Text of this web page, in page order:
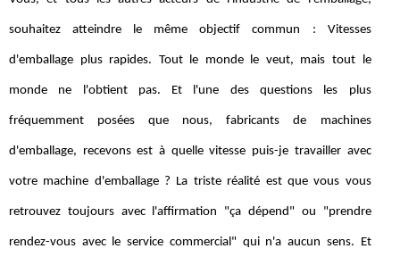
souhaitez atteindre le même objectif commun : Vitesses
d'emballage plus rapides. Tout le monde le veut, mais tout le
monde ne l'obtient pas. Et l'une des questions les plus
fréquemment posées que nous, fabricants de machines
d'emballage, recevons est à quelle vitesse puis-je travailler avec
votre machine d'emballage ? La triste réalité est que vous vous
retrouvez toujours avec l'affirmation "ça dépend" ou "prendre
rendez-vous avec le service commercial" qui n'a aucun sens. Et